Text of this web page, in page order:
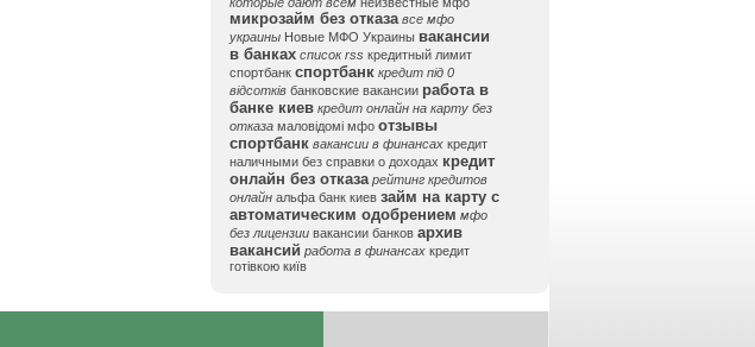
микрозайм без отказа все мфо
украины Новые МФО Украины вакансии
в банках список rss кредитный лимит
спортбанк спортбанк кредит під 0
відсотків банковские вакансии работа в
банке киев кредит онлайн на карту без
отказа маловідомі мфо отзывы
спортбанк вакансии в финансах кредит
наличными без справки о доходах кредит
онлайн без отказа рейтинг кредитов
онлайн альфа банк киев займ на карту с
автоматическим одобрением мфо
без лицензии вакансии банков архив
вакансий работа в финансах кредит
готівкою київ